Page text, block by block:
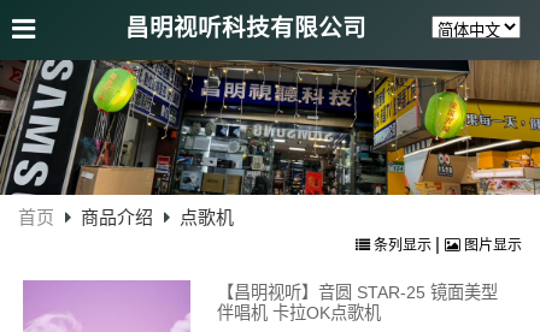
昌明视听科技有限公司
首页 商品介绍 点歌机
条列显示 | 图片显示
【昌明视听】音圆 STAR-25 镜面美型
伴唱机 卡拉OK点歌机